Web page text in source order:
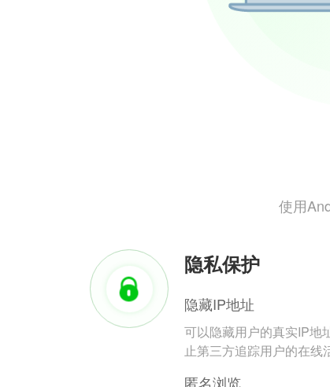
使用
隐私保护
隐藏IP地址
可以隐藏用户的真实IP地
止第三方追踪用户的在线
匿名浏览